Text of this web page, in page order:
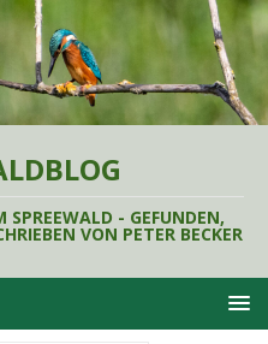
SPREEWALD - GEFUNDEN,
VON PETER BECKER